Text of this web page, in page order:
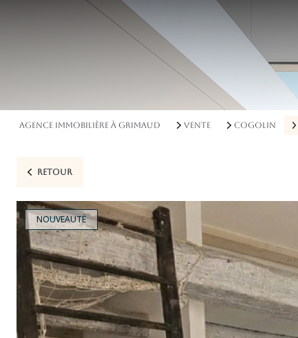
AGENCE IMMOBILIÈRE À GRIMAUD VENTE COGOLIN
RETOUR
NOUVEAUTÉ